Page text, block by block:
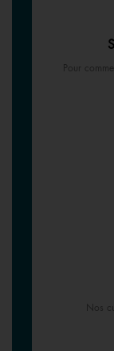
Pour
Nos